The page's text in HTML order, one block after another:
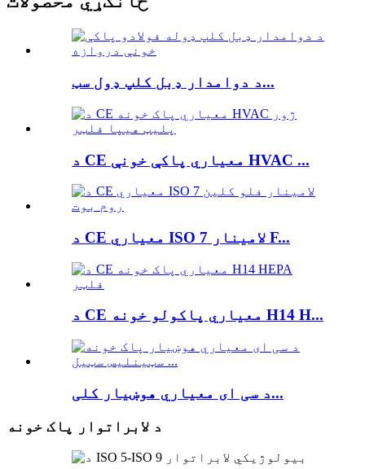
د دوامدار ډبل کلپ ډول سټ...
د CE معیاري پاکې خونې HVAC ...
د CE معیاري ISO 7 لامینار F...
د CE معیاري پاکولو خونه H14 H...
د سی ای معیاري هوښیار کلی...
د لابراتوار پاک خونه